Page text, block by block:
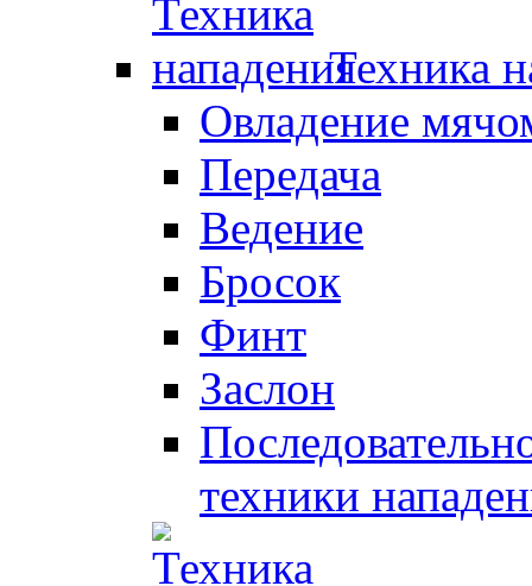
Техника
Овладение
Передача
Ведение
Бросок
Финт
Заслон
техники